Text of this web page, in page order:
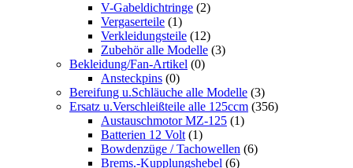
V-Gabeldichtringe (2)
Vergaserteile (1)
Verkleidungsteile (12)
Zubehör alle Modelle (3)
Bekleidung/Fan-Artikel (0)
Ansteckpins (0)
Bereifung u.Schläuche alle Modelle (3)
Ersatz u.Verschleißteile alle 125ccm (356)
Austauschmotor MZ-125 (1)
Batterien 12 Volt (1)
Bowdenzüge / Tachowellen (6)
Brems.-Kupplungshebel (6)